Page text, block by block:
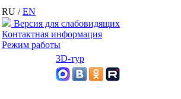
RU /EN
Версия для слабовидящих
Контактная информация
Режим работы
3D-тур